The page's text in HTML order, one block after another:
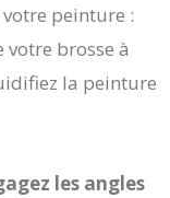
peinture :
votre brosse à
la peinture
les angles